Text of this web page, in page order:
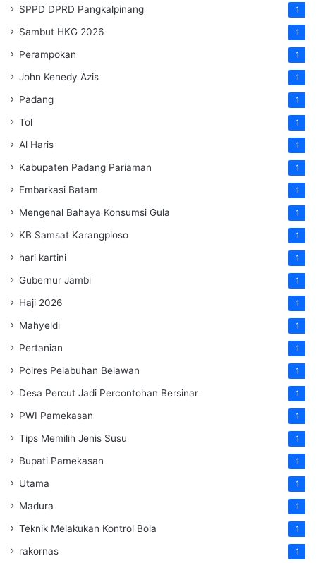
SPPD DPRD Pangkalpinang 1
Sambut HKG 2026 1
Perampokan 1
John Kenedy Azis 1
Padang 1
Tol 1
Al Haris 1
Kabupaten Padang Pariaman 1
Embarkasi Batam 1
Mengenal Bahaya Konsumsi Gula 1
KB Samsat Karangploso 1
hari kartini 1
Gubernur Jambi 1
Haji 2026 1
Mahyeldi 1
Pertanian 1
Polres Pelabuhan Belawan 1
Desa Percut Jadi Percontohan Bersinar 1
PWI Pamekasan 1
Tips Memilih Jenis Susu 1
Bupati Pamekasan 1
Utama 1
Madura 1
Teknik Melakukan Kontrol Bola 1
rakornas 1